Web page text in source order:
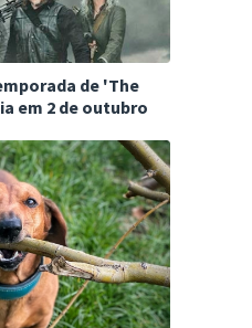
de 'The
em 2 de outubro